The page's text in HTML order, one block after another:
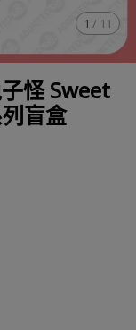
1 / 11
怪 Sweet
盲盒